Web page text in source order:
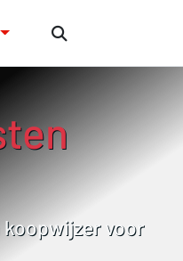
koopwijzer voor